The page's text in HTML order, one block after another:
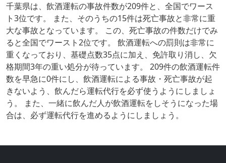
千葉県は、飲酒運転の事故件数が209件と、全国でワース
ト3位です。 また、そのうちの15件は死亡事故と非常に重
大な事故となっています。 この、死亡事故の件数だけでみ
ると全国でワースト2位です。 飲酒運転への罰則は非常に
重くなっており、基礎点数35点に加え、免許取り消し、欠
格期間3年の重い処分が待っています。 209件の飲酒運転件
数を早急に0件にし、飲酒運転による事故・死亡事故が起
きないよう、飲んだら運転代行を必ず使うようにしましょ
う。 また、一緒に飲んだ人が飲酒運転をしそうになった場
合は、必ず運転代行を進めるようにしましょう。